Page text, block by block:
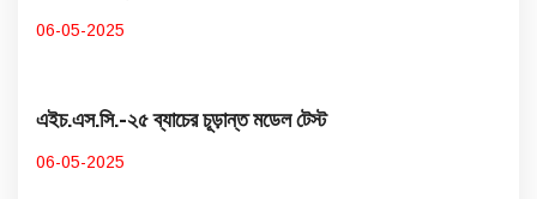
06-05-2025
এইচ.এস.সি.-২৫ ব্যাচের চূড়ান্ত মডেল টেস্ট
06-05-2025